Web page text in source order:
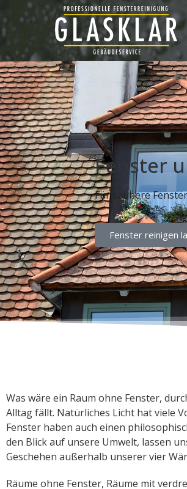
Fenster
Für saubere
Fenster reinigen
Was wäre ein Raum ohne Fenster,
Alltag fällt. Natürliches Licht hat viele
Fenster haben auch einen
den Blick auf unsere Umwelt, lassen
Geschehen außerhalb unserer vier
Räume ohne Fenster, Räume mit